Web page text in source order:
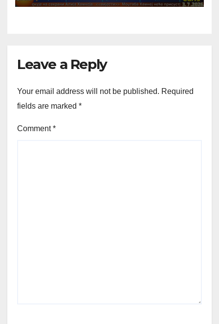
Leave a Reply
Your email address will not be published. Required
fields are marked *
Comment*